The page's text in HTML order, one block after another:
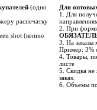
(одно
распечатку
shot (копию
Для
1. Для
2. При
3. На заказы
Пример: 3%
4. Товары,
листе
5. Скидка не
заказ.
6. Объемы